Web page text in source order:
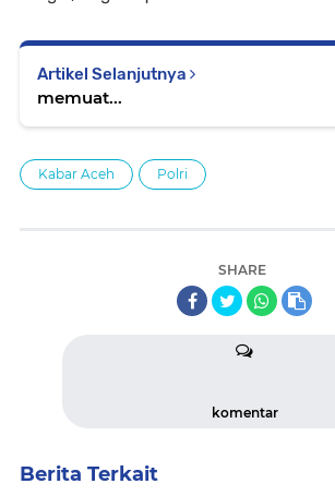
Artikel Selanjutnya
memuat...
Kabar Aceh Polri
SHARE
komentar
Berita Terkait